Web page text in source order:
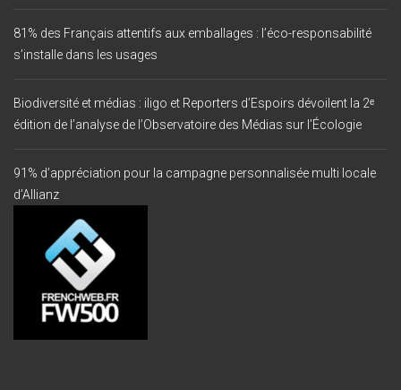
81% des Français attentifs aux emballages : l’éco-responsabilité
s’installe dans les usages
Biodiversité et médias : iligo et Reporters d’Espoirs dévoilent la 2ᵉ
édition de l’analyse de l’Observatoire des Médias sur l’Écologie
91% d’appréciation pour la campagne personnalisée multi locale
d’Allianz